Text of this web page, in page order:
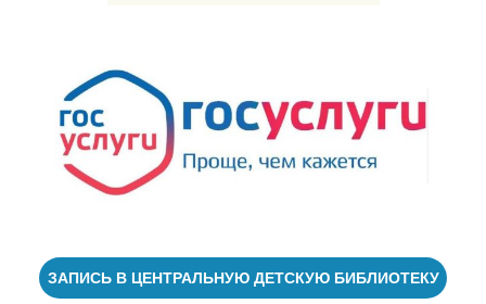
ЗАПИСЬ В ЦЕНТРАЛЬНУЮ ДЕТСКУЮ БИБЛИОТЕКУ